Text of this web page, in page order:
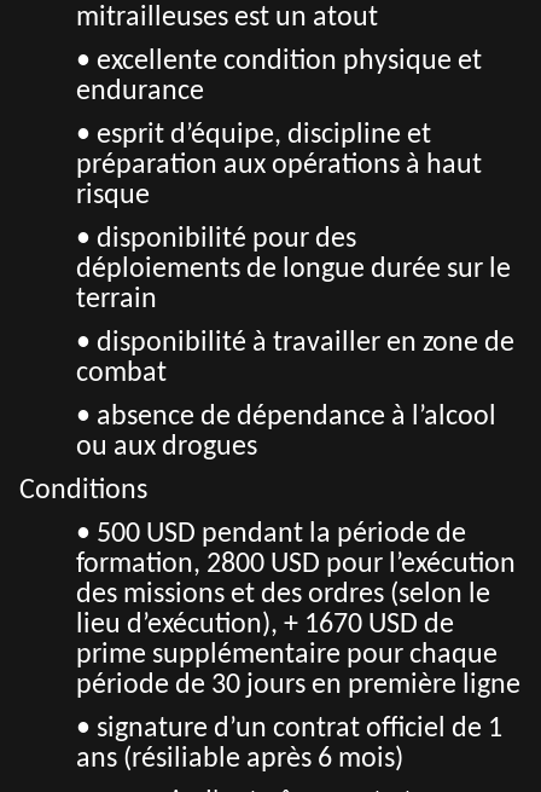
mitrailleuses est un atout
• excellente condition physique et
endurance
• esprit d’équipe, discipline et
préparation aux opérations à haut
risque
• disponibilité pour des
déploiements de longue durée sur le
terrain
• disponibilité à travailler en zone de
combat
• absence de dépendance à l’alcool
ou aux drogues
Conditions
• 500 USD pendant la période de
formation, 2800 USD pour l’exécution
des missions et des ordres (selon le
lieu d’exécution), + 1670 USD de
prime supplémentaire pour chaque
période de 30 jours en première ligne
• signature d’un contrat officiel de 1
ans (résiliable après 6 mois)